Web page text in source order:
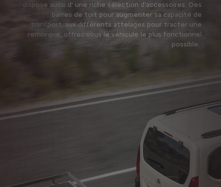
dispose aussi d' une riche sélection d'accessoires. Des
barres de toit pour augmenter sa capacité de
transport, aux différents attelages pour tracter une
remorque, offrez-vous le véhicule le plus fonctionnel
possible.